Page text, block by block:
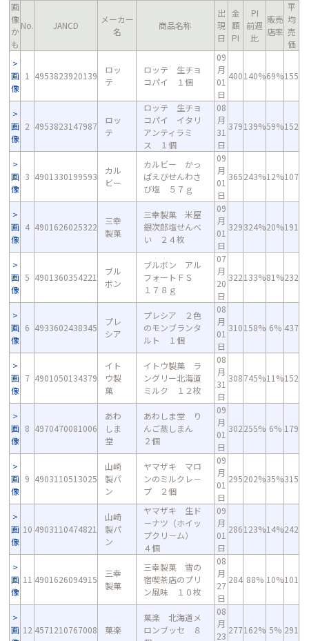
画
像
か
も
No. JANCD
メーカー
名
商品名称
出
現
日
金
額
PI
PI
前週
比
販売
店率
平
均
売
価
画
像
1 4953823920139
ロッ
テ
ロッテ 生チョ
コパイ １個
09
月
01
日
400140%69%155
画
像
2 4953823147987
ロッ
テ
ロッテ 生チョ
コパイ イタリ
アンティラミ
ス １個
08
月
31
日
379139%59%152
画
像
3 4901330199593
カル
ビー
カルビー かっ
ぱえびせんわさ
び塩 ５７ｇ
09
月
01
日
365243%12%107
画
像
4 4901626025322
三幸
製菓
三幸製菓 米屋
銀次郎塩せんべ
い ２４枚
09
月
01
日
329324%20%191
画
像
5 4901360354221
ブル
ボン
ブルボン アル
フォートＦＳ
１７８ｇ
07
月
20
日
322133%81%232
画
像
6 4933602438345
プレ
シア
プレシア ２色
のモンブランタ
ルト １個
08
月
01
日
310158% 6% 437
画
像
7 4901050134379
イト
ウ製
菓
イトウ製菓 ラ
ングリー北海道
ミルク １２枚
08
月
31
日
308745%11%152
画
像
8 4970470081006
あわ
しま
堂
あわしま堂 り
んご蒸しまん
２個
09
月
01
日
302255% 6% 179
画
像
9 4903110513025
山崎
製パ
ン
ヤマザキ マロ
ンのミルクレ－
プ ２個
09
月
01
日
295202%35%315
画
像
10 4903110474821
山崎
製パ
ン
ヤマザキ 生ド
－ナツ（ホイッ
プクリ－ム）
４個
09
月
01
日
286123%14%242
画
像
11 4901626094915
三幸
製菓
三幸製菓 雪の
宿喫茶店のプリ
ン風味 １０枚
08
月
27
日
284 88% 10%101
画 12 4571210767008 菓楽
菓楽 北海道メ
ロンブッセ ８
08
月
23
277162% 5% 291